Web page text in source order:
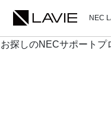
NEC
お探しのNECサポートプ